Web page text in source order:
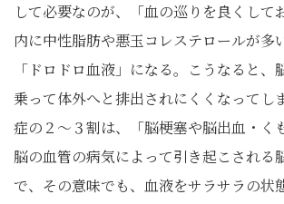
して必要なのが、「血の巡りを良くして
内に中性脂肪や悪玉コレステロールが多
「ドロドロ血液」になる。こうなると、
乗って体外へと排出されにくくなってし
症の２～３割は、「脳梗塞や脳出血・く
脳の血管の病気によって引き起こされる
で、その意味でも、血液をサラサラの状